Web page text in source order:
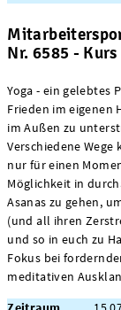
Nr. 6585 - Kurs
Yoga - ein gelebtes
Frieden im eigenen
im Außen zu
Verschiedene
nur für einen
Möglichkeit in
Asanas zu gehen,
(und all ihren
und so in euch zu
Fokus bei
meditativen